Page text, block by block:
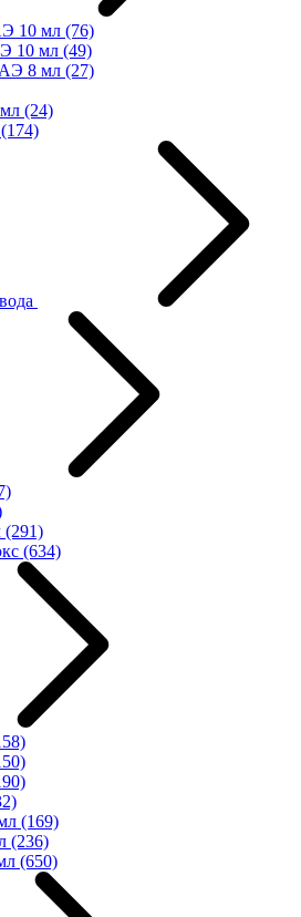
10 мл (76)
10 мл (49)
8 мл (27)
(24)
(174)
(291)
(634)
(169)
(236)
(650)